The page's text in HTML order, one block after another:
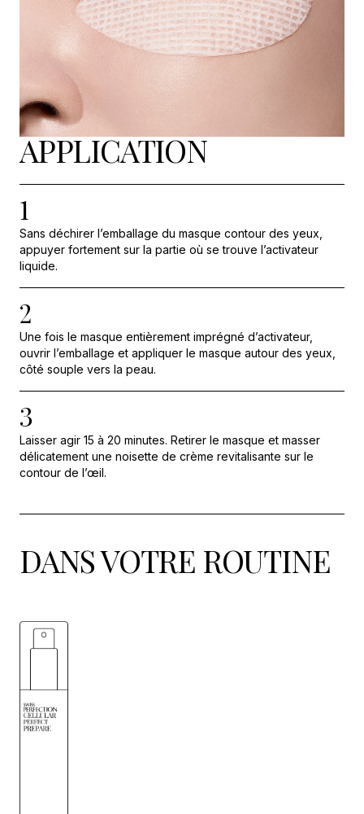
APPLICATION
1
Sans déchirer l’emballage du masque contour des yeux,
appuyer fortement sur la partie où se trouve l’activateur
liquide.
2
Une fois le masque entièrement imprégné d’activateur,
ouvrir l’emballage et appliquer le masque autour des yeux,
côté souple vers la peau.
3
Laisser agir 15 à 20 minutes. Retirer le masque et masser
délicatement une noisette de crème revitalisante sur le
contour de l’œil.
DANS VOTRE ROUTINE